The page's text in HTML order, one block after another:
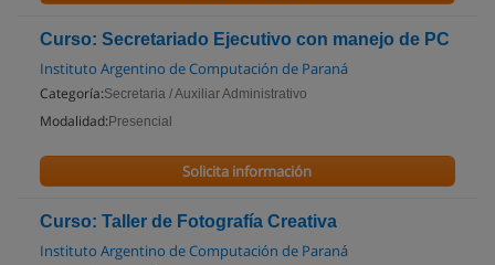
Curso: Secretariado Ejecutivo con manejo de PC
Instituto Argentino de Computación de Paraná
Categoría:Secretaria / Auxiliar Administrativo
Modalidad: Presencial
Solicita información
Curso: Taller de Fotografía Creativa
Instituto Argentino de Computación de Paraná